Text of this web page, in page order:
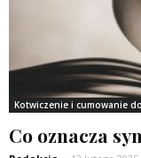
Kotwiczenie i cumowanie
Co oznacza